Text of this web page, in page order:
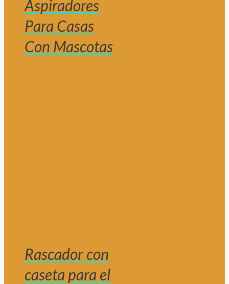
Aspiradores
Para Casas
Con Mascotas
Rascador con
caseta para el